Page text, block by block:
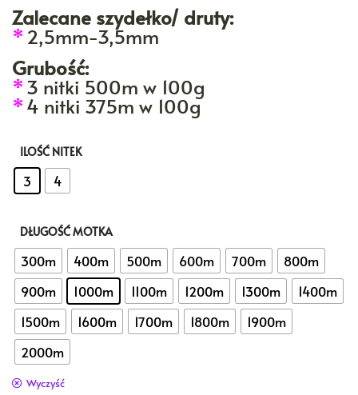
Zalecane szydełko/ druty:
* 2,5mm-3,5mm
Grubość:
*3 nitki 500m w 100g
*4 nitki 375m w 100g
ILOŚĆ NITEK
3 4
DŁUGOŚĆ MOTKA
300m 400m 500m 600m 700m
800m
900m
1000m 1100m 1200m 1300m
1400m
1500m
1600m 1700m 1800m
1900m
2000m
Wyczyść